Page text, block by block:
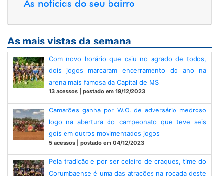
As notícias do seu bairro
As mais vistas da semana
Com novo horário que caiu no agrado de todos,
dois jogos marcaram encerramento do ano na
arena mais famosa da Capital de MS
13 acessos | postado em 19/12/2023
Camarões ganha por W.O. de adversário medroso
logo na abertura do campeonato que teve seis
gols em outros movimentados jogos
5 acessos | postado em 04/12/2023
Pela tradição e por ser celeiro de craques, time do
Corumbaense é uma das atrações na rodada deste